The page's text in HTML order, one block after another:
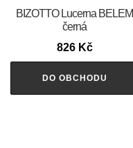
BIZOTTO Lucerna BELEM
černá
826 Kč
DO OBCHODU